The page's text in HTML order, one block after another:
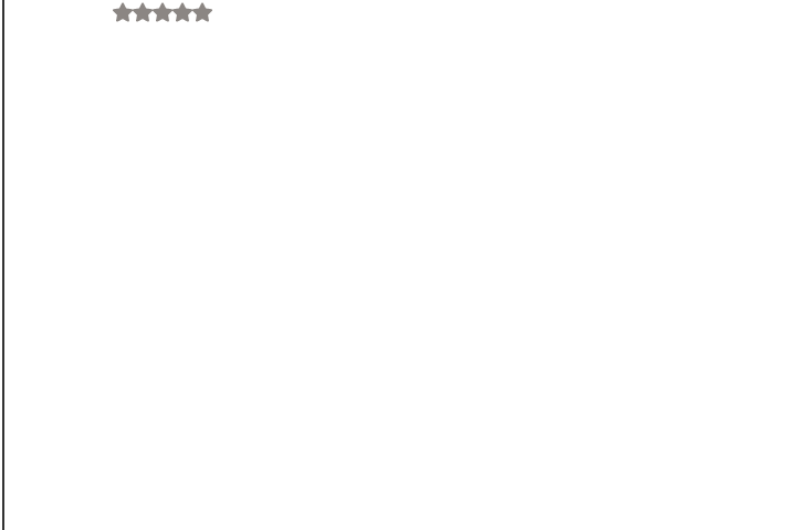
Avaliado com NaN de 5 estrelas.